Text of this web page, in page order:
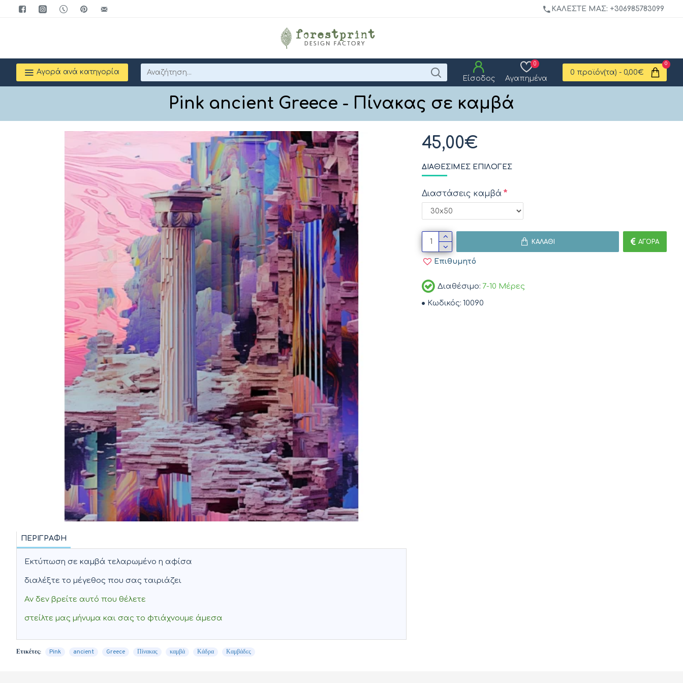
ΚΑΛΈΣΤΕ ΜΑΣ: +306985783099
Αγορά ανά κατηγορία
Είσοδος
Αγαπημένα
0
0 προϊόν(τα) - 0,00€
0
Pink ancient Greece - Πίνακας σε καμβά
ΠΕΡΙΓΡΑΦΉ
Εκτύπωση σε καμβά τελαρωμένο η αφίσα
διαλέξτε το μέγεθος που σας ταιριάζει
Αν δεν βρείτε αυτό που θέλετε
στείλτε μας μήνυμα και σας το φτιάχνουμε άμεσα
Διαθέσιμο: 7-10 Μέρες
Κωδικός: 10090
45,00€
ΔΙΑΘΈΣΙΜΕΣ ΕΠΙΛΟΓΈΣ
Διαστάσεις καμβά
ΚΑΛΆΘΙ ΑΓΟΡΆ
Επιθυμητό
Ετικέτες: Pink ancient Greece Πίνακας καμβά Κάδρα Καμβάδες